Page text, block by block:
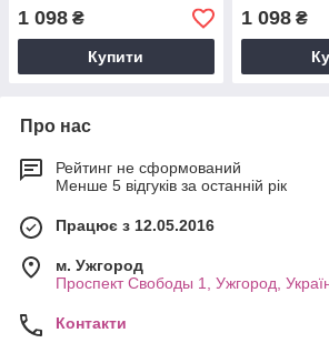
1 098 ₴
Купити
фірмовому
1 098₴
Про нас
Рейтинг не сформований
Менше 5 відгуків за останній рік
Працює з 12.05.2016
м. Ужгород
Проспект Свободы 1, Ужгород,
Контакти